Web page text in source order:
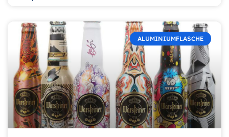
ALUMINIUMFLASCHE